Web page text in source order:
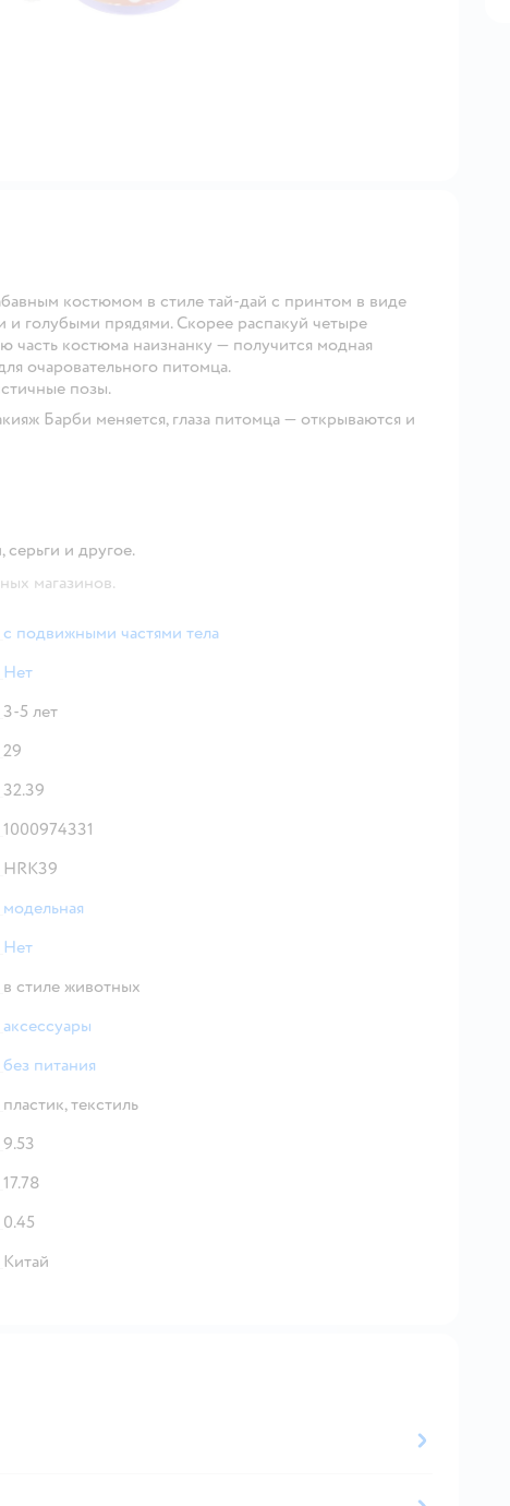
костюмом в стиле тай-дай с принтом в виде
голубыми прядями. Скорее распакуй четыре
часть костюма наизнанку — получится модная
очаровательного питомца.
позы.
Барби меняется, глаза питомца — открываются и
и другое.
магазинов.
с подвижными частями тела
Нет
3-5 лет
29
32.39
1000974331
HRK39
модельная
Нет
в стиле животных
аксессуары
без питания
пластик,текстиль
9.53
17.78
0.45
Китай